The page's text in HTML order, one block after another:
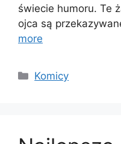
świecie humoru. Te
ojca są
more
Categories
Komicy